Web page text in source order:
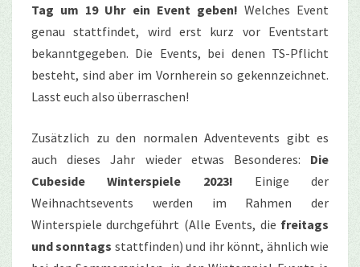
Tag um 19 Uhr ein Event geben! Welches Event
genau stattfindet, wird erst kurz vor Eventstart
bekanntgegeben. Die Events, bei denen TS-Pflicht
besteht, sind aber im Vornherein so gekennzeichnet.
Lasst euch also überraschen!
Zusätzlich zu den normalen Adventevents gibt es
auch dieses Jahr wieder etwas Besonderes: Die
Cubeside Winterspiele 2023! Einige der
Weihnachtsevents werden im Rahmen der
Winterspiele durchgeführt (Alle Events, die freitags
und sonntags stattfinden) und ihr könnt, ähnlich wie